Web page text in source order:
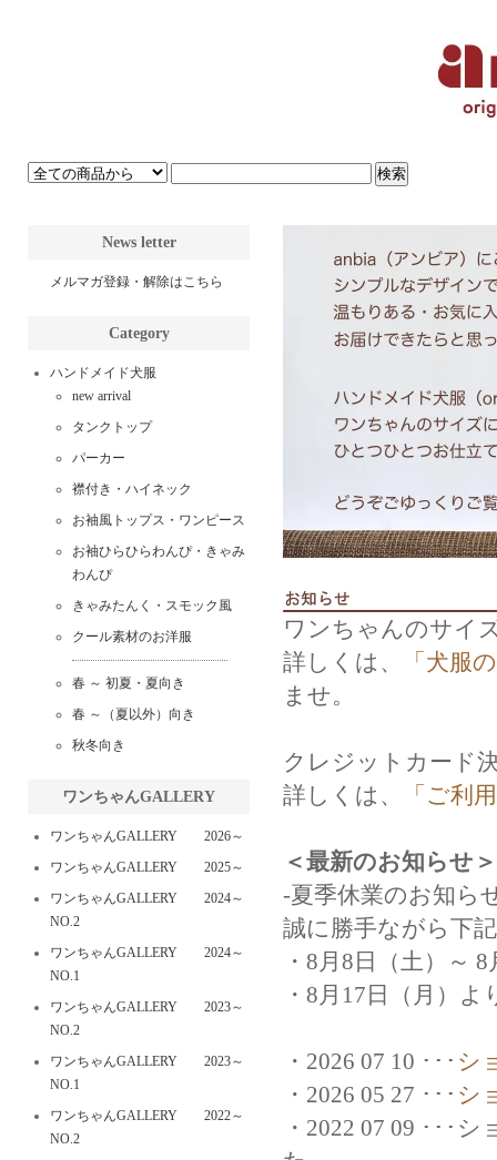
ワンちゃんのサイ
詳しくは、
「犬服
ませ。
クレジットカード
詳しくは、
「ご利
＜最新のお知らせ＞
-夏季休業のお知ら
誠に勝手ながら下
・8月8日（土）～
・8月17日（月）
・2026 07 10 ･･･ シ
・2026 05 27 ･･･ シ
・2022 07 09 ･･･
News letter
メルマガ登録・解除はこちら
Category
ハンドメイド犬服
new arrival
タンクトップ
パーカー
襟付き・ハイネック
お袖風トップス・ワンピース
お袖ひらひらわんぴ・きゃみ
わんぴ
きゃみたんく・スモック風
クール素材のお洋服
春 ～ 初夏・夏向き
春 ～（夏以外）向き
秋冬向き
ワンちゃんGALLERY
ワンちゃんGALLERY 2026～
ワンちゃんGALLERY 2025～
ワンちゃんGALLERY 2024～
NO.2
ワンちゃんGALLERY 2024～
NO.1
ワンちゃんGALLERY 2023～
NO.2
ワンちゃんGALLERY 2023～
NO.1
ワンちゃんGALLERY 2022～
NO.2